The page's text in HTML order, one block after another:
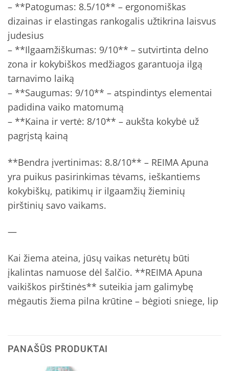
– **Patogumas: 8.5/10** – ergonomiškas
dizainas ir elastingas rankogalis užtikrina laisvus
judesius
– **Ilgaamžiškumas: 9/10** – sutvirtinta delno
zona ir kokybiškos medžiagos garantuoja ilgą
tarnavimo laiką
– **Saugumas: 9/10** – atspindintys elementai
padidina vaiko matomumą
– **Kaina ir vertė: 8/10** – aukšta kokybė už
pagrįstą kainą
**Bendra įvertinimas: 8.8/10** – REIMA Apuna
yra puikus pasirinkimas tėvams, ieškantiems
kokybiškų, patikimų ir ilgaamžių žieminių
pirštinių savo vaikams.
—
Kai žiema ateina, jūsų vaikas neturėtų būti
įkalintas namuose dėl šalčio. **REIMA Apuna
vaikiškos pirštinės** suteikia jam galimybę
mėgautis žiema pilna krūtine – bėgioti sniege, lip
PANAŠŪS PRODUKTAI